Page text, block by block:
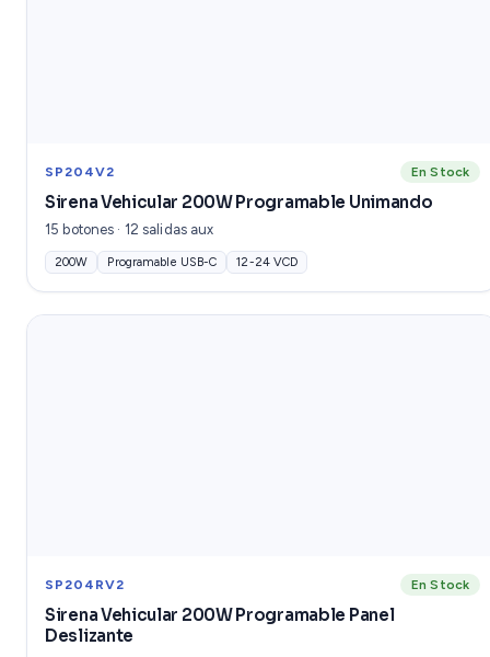
SP204V2 En Stock
Sirena Vehicular 200W Programable Unimando
15 botones · 12 salidas aux
200W Programable USB-C 12-24 VCD
SP204RV2 En Stock
Sirena Vehicular 200W Programable Panel
Deslizante